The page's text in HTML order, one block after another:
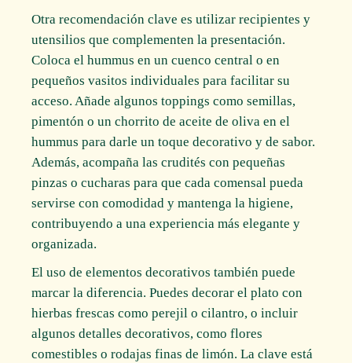
Otra recomendación clave es utilizar recipientes y
utensilios que complementen la presentación.
Coloca el hummus en un cuenco central o en
pequeños vasitos individuales para facilitar su
acceso. Añade algunos toppings como semillas,
pimentón o un chorrito de aceite de oliva en el
hummus para darle un toque decorativo y de sabor.
Además, acompaña las crudités con pequeñas
pinzas o cucharas para que cada comensal pueda
servirse con comodidad y mantenga la higiene,
contribuyendo a una experiencia más elegante y
organizada.
El uso de elementos decorativos también puede
marcar la diferencia. Puedes decorar el plato con
hierbas frescas como perejil o cilantro, o incluir
algunos detalles decorativos, como flores
comestibles o rodajas finas de limón. La clave está